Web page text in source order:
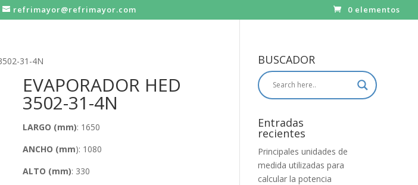
refrimayor@refrimayor.com 0 elementos
31-4N
EVAPORADOR HED
3502-31-4N
LARGO (mm): 1650
ANCHO (mm): 1080
ALTO (mm): 330
BUSCADOR
Entradas
recientes
Principales unidades de
medida utilizadas para
calcular la potencia